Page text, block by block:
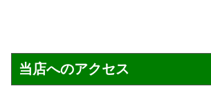
当店へのアクセス